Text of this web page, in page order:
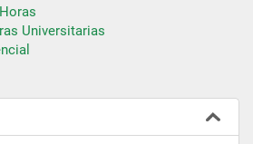
Universitarias